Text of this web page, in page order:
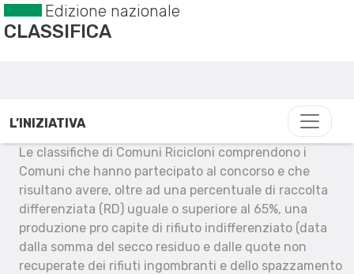
Edizione nazionale
CLASSIFICA
L’INIZIATIVA
Le classifiche di Comuni Ricicloni comprendono i
Comuni che hanno partecipato al concorso e che
risultano avere, oltre ad una percentuale di raccolta
differenziata (RD) uguale o superiore al 65%, una
produzione pro capite di rifiuto indifferenziato (data
dalla somma del secco residuo e dalle quote non
recuperate dei rifiuti ingombranti e dello spazzamento